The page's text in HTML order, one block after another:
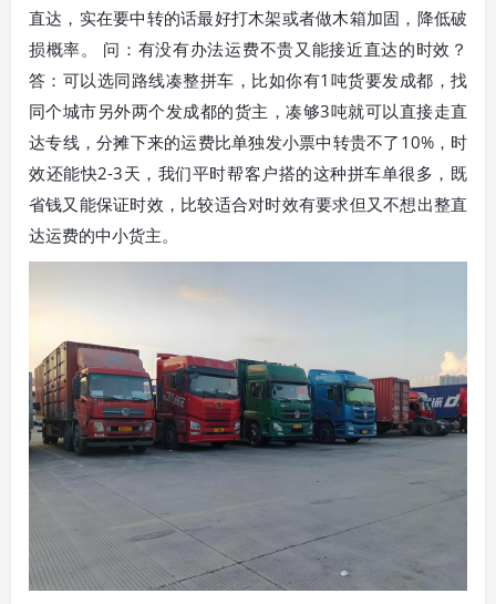
直达，实在要中转的话最好打木架或者做木箱加固，降低破
损概率。 问：有没有办法运费不贵又能接近直达的时效？
答：可以选同路线凑整拼车，比如你有1吨货要发成都，找
同个城市另外两个发成都的货主，凑够3吨就可以直接走直
达专线，分摊下来的运费比单独发小票中转贵不了10%，时
效还能快2-3天，我们平时帮客户搭的这种拼车单很多，既
省钱又能保证时效，比较适合对时效有要求但又不想出整直
达运费的中小货主。